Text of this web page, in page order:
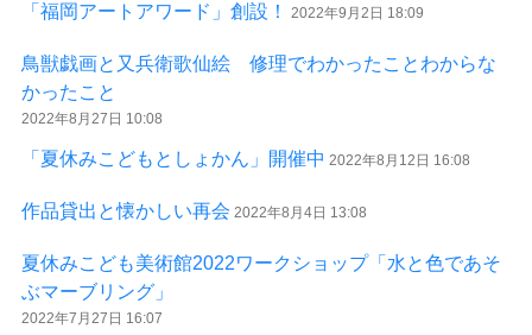
「福岡アートアワード」創設！ 2022年9月2日 18:09
鳥獣戯画と又兵衛歌仙絵 修理でわかったことわからな
かったこと
2022年8月27日 10:08
「夏休みこどもとしょかん」開催中 2022年8月12日 16:08
作品貸出と懐かしい再会 2022年8月4日 13:08
夏休みこども美術館2022ワークショップ「水と色であそ
ぶマーブリング」
2022年7月27日 16:07